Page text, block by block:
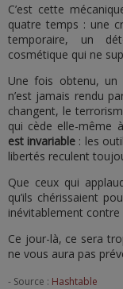
C’est cette
quatre temps : une
temporaire, un
cosmétique qui ne
Une fois obtenu, un
n’est jamais rendu
changent, le
qui cède elle-même
est invariable : les
libertés reculent
Que ceux qui
qu’ils chérissaient
inévitablement contre
Ce jour-là, ce sera
ne vous aura pas
- Source : Hashtable